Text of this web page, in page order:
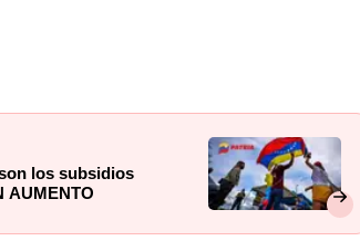
los subsidios
AUMENTO